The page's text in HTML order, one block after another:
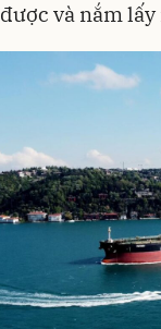
và nắm lấy